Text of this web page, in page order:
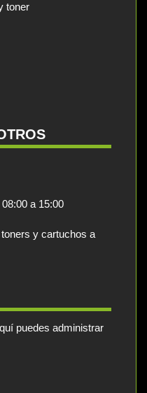
toner
a 15:00
y cartuchos a
puedes administrar